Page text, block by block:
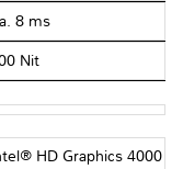
8 ms
Nit
HD Graphics 4000